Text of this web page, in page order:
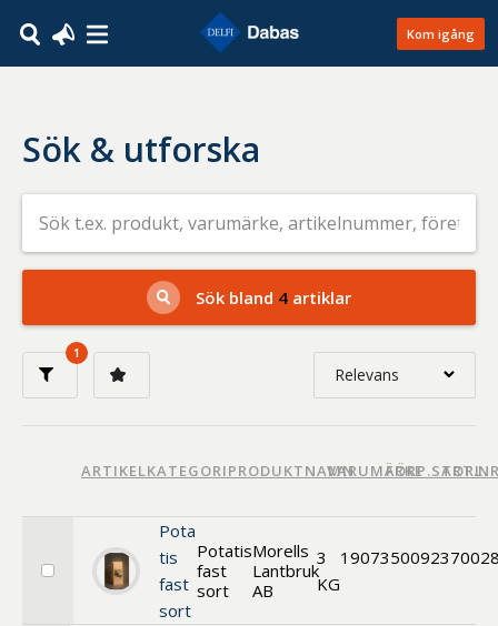
Kom igång
Sök & utforska
Sök
efter
livsmedel
på
t.ex.
produkt,
varumärke,
artikelnummer,
Sök bland 4 artiklar
1
Relevans
Nyaste
Benämning A-
ARTIKELKATEGORIPRODUKTNAMNVARUMÄRKEFÖRP.STORL.
Välj
Pota
tis
fast
sort
Potatis
fast
sort
Morells
Lantbruk
AB
3
KG
19